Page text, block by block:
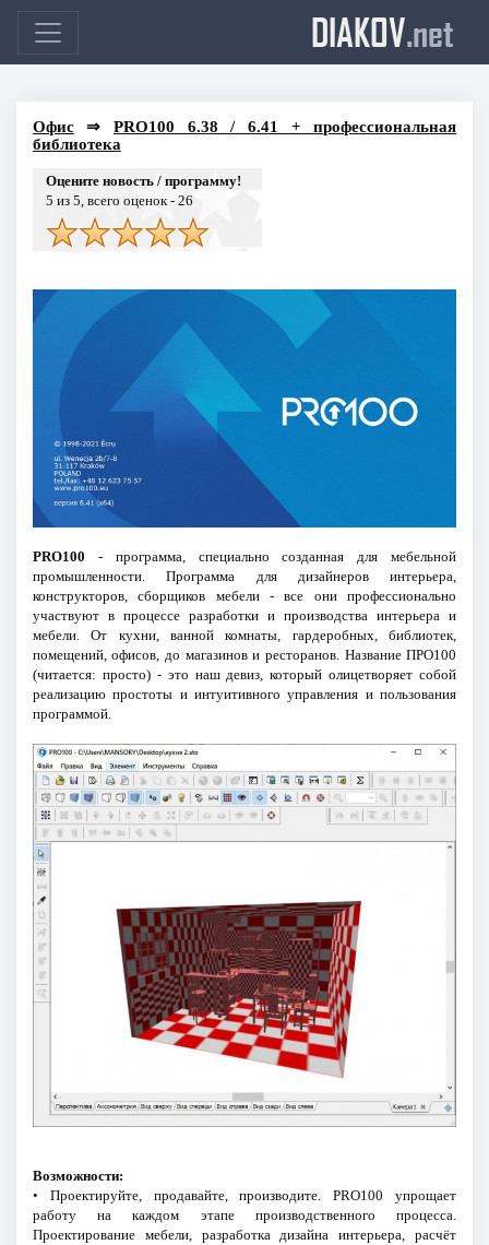
DIAKOV.net
Офис⇒PRO100 6.38 / 6.41 + профессиональная
библиотека
Оцените новость / программу!
5 из 5, всего оценок - 26
PRO100 - программа, специально созданная для мебельной
промышленности. Программа для дизайнеров интерьера,
конструкторов, сборщиков мебели - все они профессионально
участвуют в процессе разработки и производства интерьера и
мебели. От кухни, ванной комнаты, гардеробных, библиотек,
помещений, офисов, до магазинов и ресторанов. Название ПРО100
(читается: просто) - это наш девиз, который олицетворяет собой
реализацию простоты и интуитивного управления и пользования
программой.
Возможности:
• Проектируйте, продавайте, производите. PRO100 упрощает
работу на каждом этапе производственного процесса.
Проектирование мебели, разработка дизайна интерьера, расчёт